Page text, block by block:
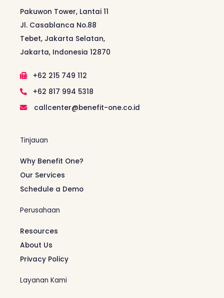
Pakuwon Tower, Lantai 11
Jl. Casablanca No.88
Tebet, Jakarta Selatan,
Jakarta, Indonesia 12870
+62 215 749 112
+62 817 994 5318
callcenter@benefit-one.co.id
Tinjauan
Why Benefit One?
Our Services
Schedule a Demo
Perusahaan
Resources
About Us
Privacy Policy
Layanan Kami